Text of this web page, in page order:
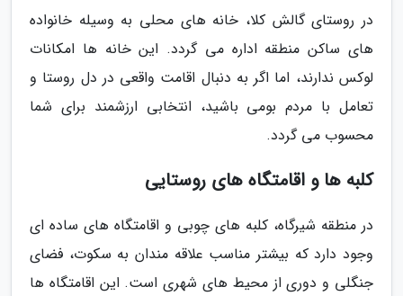
در روستای گالش کلا، خانه های محلی به وسیله خانواده
های ساکن منطقه اداره می گردد. این خانه ها امکانات
لوکس ندارند، اما اگر به دنبال اقامت واقعی در دل روستا و
تعامل با مردم بومی باشید، انتخابی ارزشمند برای شما
محسوب می گردد.
کلبه ها و اقامتگاه های روستایی
در منطقه شیرگاه، کلبه های چوبی و اقامتگاه های ساده ای
وجود دارد که بیشتر مناسب علاقه مندان به سکوت، فضای
جنگلی و دوری از محیط های شهری است. این اقامتگاه ها